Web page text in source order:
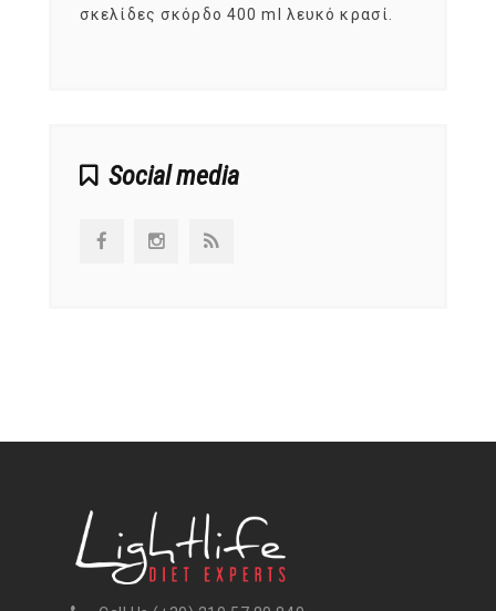
σκελίδες σκόρδο 400 ml λευκό κρασί.
Social media